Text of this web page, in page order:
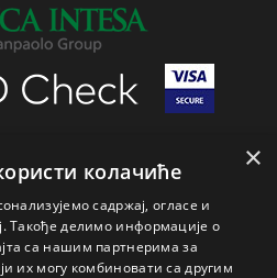
×
колачиће
садржај, огласе и
Такође делимо информације о
са нашим партнерима за
их могу комбиновати са другим